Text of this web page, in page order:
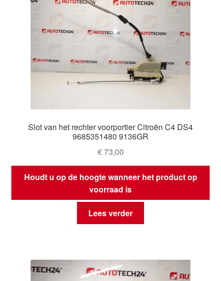
Mijn account
Over ons
Slot van het rechter voorportier Citroën C4 DS4
9685351480 9136GR
€73,00
Houdt u op de hoogte wanneer het product op
voorraad is
Lees verder